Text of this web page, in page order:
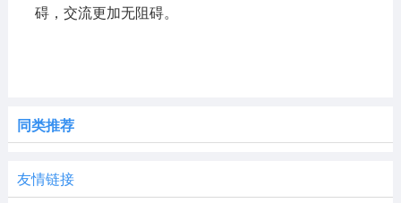
碍，交流更加无阻碍。
同类推荐
友情链接